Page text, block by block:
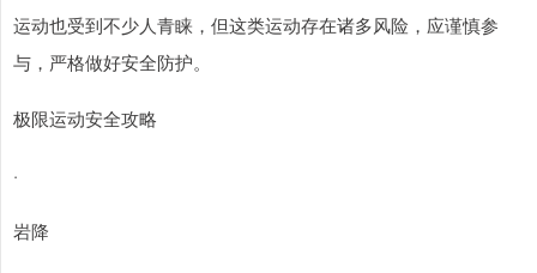
运动也受到不少人青睐，但这类运动存在诸多风险，应谨慎参
与，严格做好安全防护。
极限运动安全攻略
·
岩降